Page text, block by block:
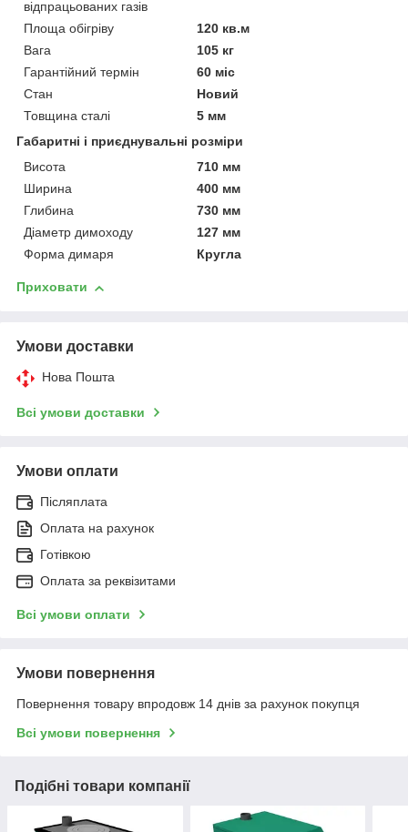
відпрацьованих газів
Площа обігріву
120 кв.м
Вага
105 кг
Гарантійний термін
60 міс
Стан
Новий
Товщина сталі
5 мм
Габаритні і приєднувальні розміри
Висота
710 мм
Ширина
400 мм
Глибина
730 мм
Діаметр димоходу
127 мм
Форма димаря
Кругла
Приховати
Умови доставки
Нова Пошта
Всі умови доставки
Умови оплати
Післяплата
Оплата на рахунок
Готівкою
Оплата за реквізитами
Всі умови оплати
Умови повернення
Повернення товару впродовж 14 днів за рахунок покупця
Всі умови повернення
Подібні товари компанії